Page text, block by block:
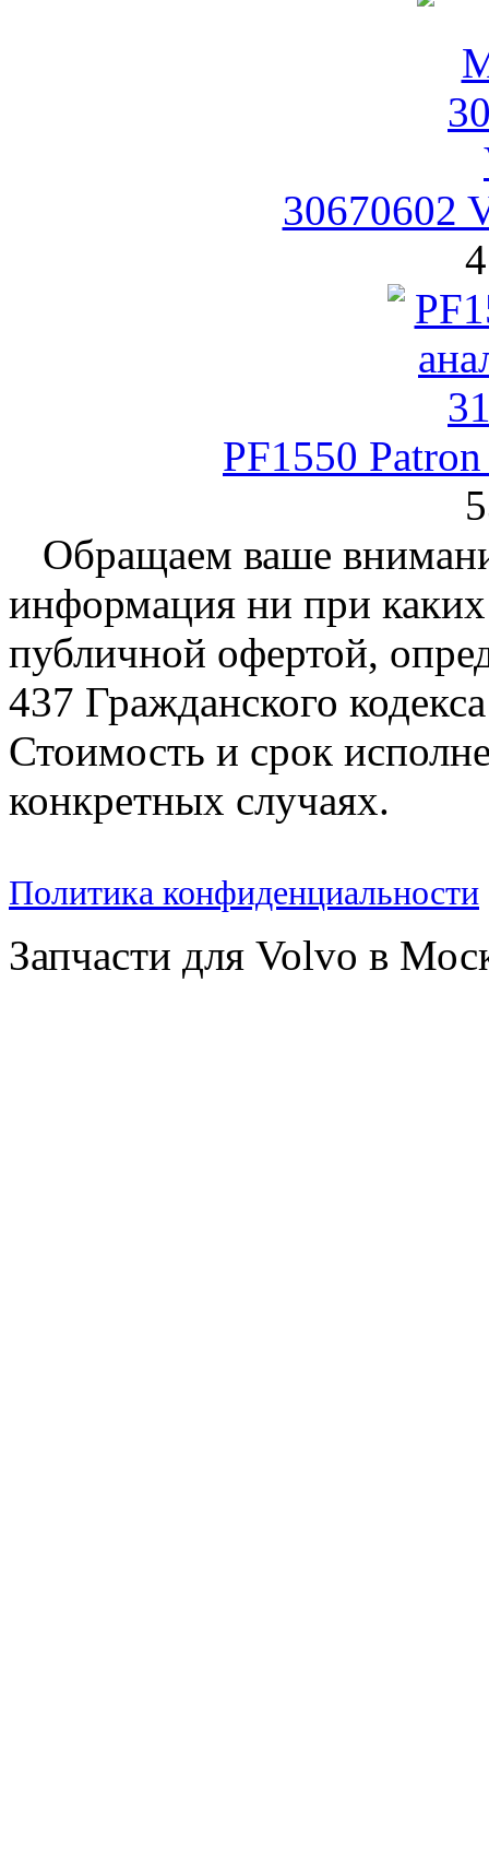
30670602
PF1550
Обращаем ваше
информация ни при каких
публичной офертой,
437 Гражданского
Стоимость и срок
конкретных случаях.
Политика конфиденциальности
Запчасти для Volvo в